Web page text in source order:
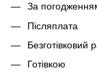
За
Післяплата
Безготівковий
Готівкою